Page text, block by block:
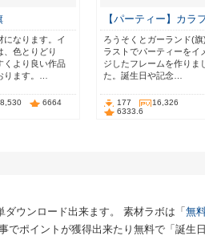
になります。イ
、色とりどり
くより良い作品
ります。…
6664
【パーティー】カラ
ろうそくとガーランド(旗
ラストでパーティーをイ
ジしたフレームを作りま
た。誕生日や記念…
177
16,326
6333.6
ダウンロード出来ます。 素材ラボは「 無
でポイントが獲得出来たり無料で「誕生日